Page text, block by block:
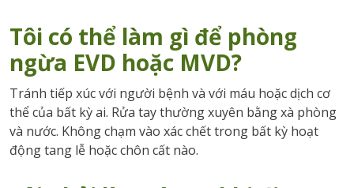
Tôi có thể làm gì để phòng
ngừa EVD hoặc MVD?
Tránh tiếp xúc với người bệnh và với máu hoặc dịch cơ
thể của bất kỳ ai. Rửa tay thường xuyên bằng xà phòng
và nước. Không chạm vào xác chết trong bất kỳ hoạt
động tang lễ hoặc chôn cất nào.